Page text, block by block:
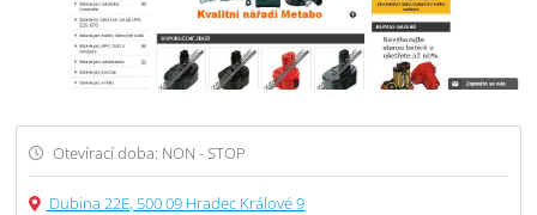
Otevírací doba: NON - STOP
Dubina 22E, 500 09 Hradec Králové 9